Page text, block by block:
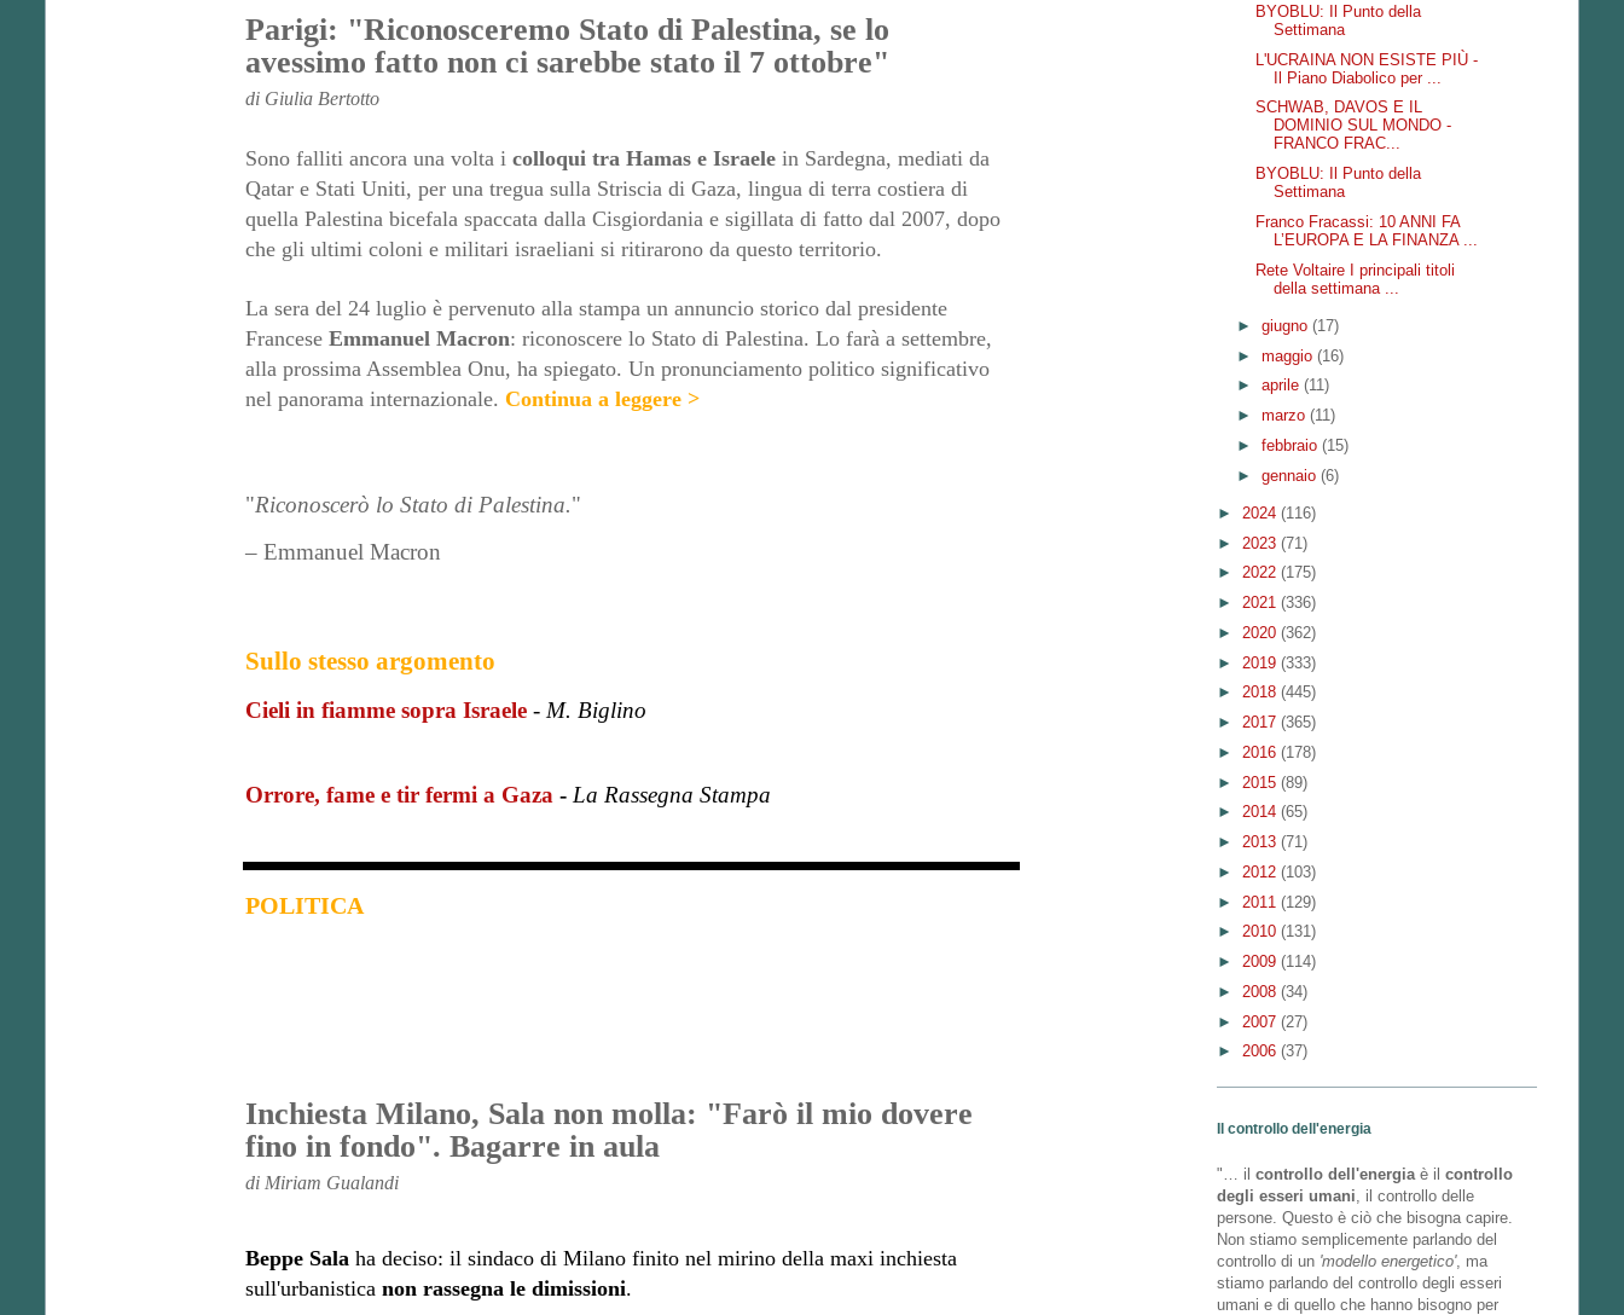
Parigi: "Riconosceremo Stato di Palestina, se lo
avessimo fatto non ci sarebbe stato il 7 ottobre"
di Giulia Bertotto
Sono falliti ancora una volta i colloqui tra Hamas e Israelein Sardegna, mediati da
Qatar e Stati Uniti, per una tregua sulla Striscia di Gaza, lingua di terra costiera di
quella Palestina bicefala spaccata dalla Cisgiordania e sigillata di fatto dal 2007, dopo
che gli ultimi coloni e militari israeliani si ritirarono da questo territorio.
La sera del 24 luglio è pervenuto alla stampa un annuncio storico dal presidente
Francese Emmanuel Macron: riconoscere lo Stato di Palestina. Lo farà a settembre,
alla prossima Assemblea Onu, ha spiegato. Un pronunciamento politico significativo
nel panorama internazionale. Continua a leggere >
"Riconoscerò lo Stato di Palestina."
– Emmanuel Macron
Sullo stesso argomento
Cieli in fiamme sopra Israele - M. Biglino
Orrore, fame e tir fermi a Gaza - La Rassegna Stampa
POLITICA
Inchiesta Milano, Sala non molla: "Farò il mio dovere
fino in fondo". Bagarre in aula
di Miriam Gualandi
Beppe Sala ha deciso: il sindaco di Milano finito nel mirino della maxi inchiesta
sull'urbanistica non rassegna le dimissioni.
BYOBLU: Il Punto della
Settimana
L'UCRAINA NON ESISTE PIÙ -
Il Piano Diabolico per ...
SCHWAB, DAVOS E IL
DOMINIO SUL MONDO -
FRANCO FRAC...
BYOBLU: Il Punto della
Settimana
Franco Fracassi: 10 ANNI FA
L’EUROPA E LA FINANZA ...
Rete Voltaire I principali titoli
della settimana ...
► giugno (17)
► maggio (16)
► aprile (11)
► marzo (11)
► febbraio (15)
► gennaio (6)
► 2024 (116)
► 2023 (71)
► 2022 (175)
► 2021 (336)
► 2020 (362)
► 2019 (333)
► 2018 (445)
► 2017 (365)
► 2016 (178)
► 2015 (89)
► 2014 (65)
► 2013 (71)
► 2012 (103)
► 2011 (129)
► 2010 (131)
► 2009 (114)
► 2008 (34)
► 2007 (27)
► 2006 (37)
Il controllo dell'energia
"… il controllo dell'energia è il controllo
degli esseri umani , il controllo delle
persone. Questo è ciò che bisogna capire.
Non stiamo semplicemente parlando del
controllo di un 'modello energetico', ma
stiamo parlando del controllo degli esseri
umani e di quello che hanno bisogno per